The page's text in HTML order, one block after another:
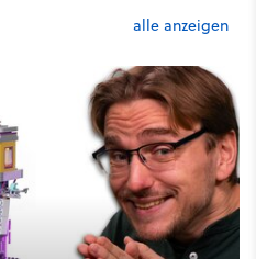
alle anzeigen